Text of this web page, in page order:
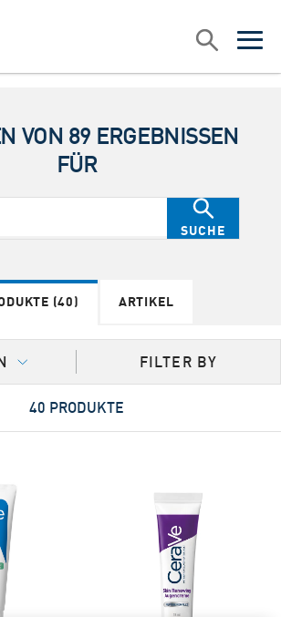
open
open
VON 89 ERGEBNISSEN
FÜR
SUCHE
(40) ARTIKEL
FILTER BY
40 PRODUKTE